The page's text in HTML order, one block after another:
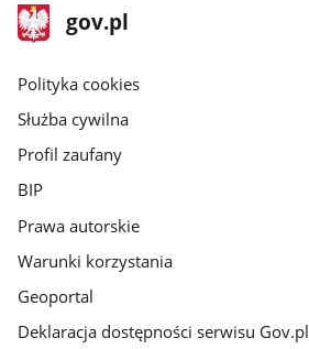
stopka
gov.pl
Strona
gov.pl
gov.pl
Polityka cookies
Służba cywilna
Profil zaufany
BIP
Prawa autorskie
Warunki korzystania
Geoportal
Deklaracja dostępności serwisu Gov.pl